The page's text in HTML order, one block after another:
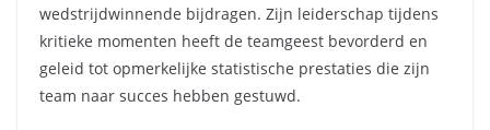
wedstrijdwinnende bijdragen. Zijn leiderschap tijdens
kritieke momenten heeft de teamgeest bevorderd en
geleid tot opmerkelijke statistische prestaties die zijn
team naar succes hebben gestuwd.